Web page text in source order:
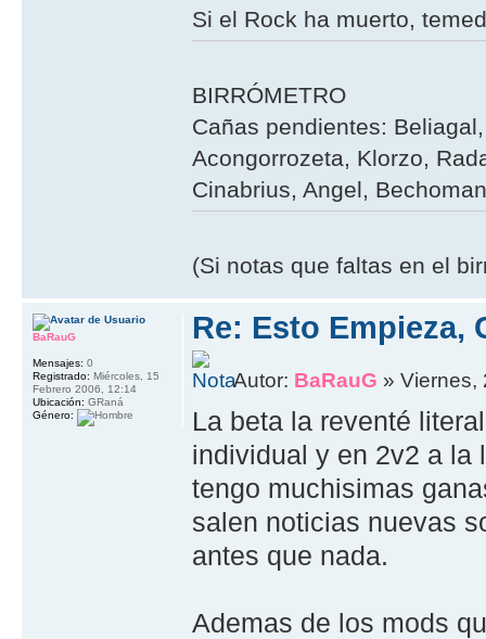
Si el Rock ha muerto,
BIRRÓMETRO
Cañas pendientes:
Acongorrozeta, Klorzo,
Cinabrius, Angel,
(Si notas que faltas en el
Re: Esto Empieza,
Autor: BaRauG » Viernes,
La beta la reventé
individual y en 2v2 a la
tengo muchisimas
salen noticias nuevas
antes que nada.
Ademas de los mods
BaRauG
Mensajes: 0
Registrado: Miércoles, 15
Febrero 2006, 12:14
Ubicación: GRaná
Género: